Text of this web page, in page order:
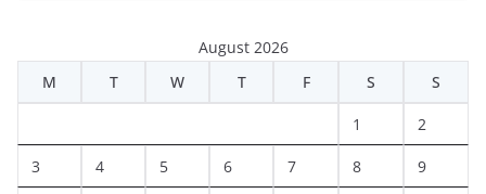
August 2026
M
T W T F S S
1 2
3 4 5 6 7 8 9